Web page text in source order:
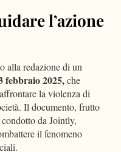
l’azione
alla redazione di un
febbraio 2025,che
la violenza di
Il documento, frutto
da Jointly,
il fenomeno